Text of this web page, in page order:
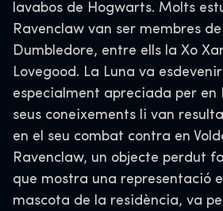
lavabos de Hogwarts. Molts
Ravenclaw van ser membres de
Dumbledore, entre ells la Xo
Lovegood. La Luna va
especialment apreciada per en
seus coneixements li van
en el seu combat contra en
Ravenclaw, un objecte perdut
que mostra una representació
mascota de la residència, va